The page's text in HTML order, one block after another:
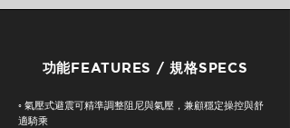
功能FEATURES / 規格SPECS
◦ 氣壓式避震可精準調整阻尼與氣壓，兼顧穩定操控與舒
適騎乘